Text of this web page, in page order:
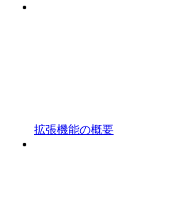
拡張機能の概要